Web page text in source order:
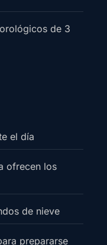
de 3
el día
ofrecen los
de nieve
prepararse